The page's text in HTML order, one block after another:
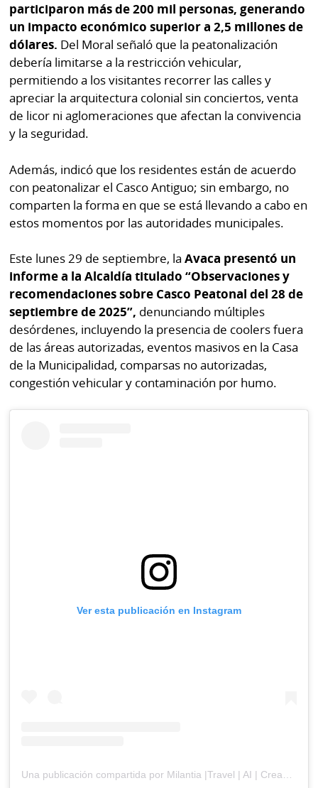
participaron más de 200 mil personas, generando
un impacto económico superior a 2,5 millones de
dólares. Del Moral señaló que la peatonalización
debería limitarse a la restricción vehicular,
permitiendo a los visitantes recorrer las calles y
apreciar la arquitectura colonial sin conciertos, venta
de licor ni aglomeraciones que afectan la convivencia
y la seguridad.
Además, indicó que los residentes están de acuerdo
con peatonalizar el Casco Antiguo; sin embargo, no
comparten la forma en que se está llevando a cabo en
estos momentos por las autoridades municipales.
Este lunes 29 de septiembre, la Avaca presentó un
informe a la Alcaldía titulado “Observaciones y
recomendaciones sobre Casco Peatonal del 28 de
septiembre de 2025”, denunciando múltiples
desórdenes, incluyendo la presencia de coolers fuera
de las áreas autorizadas, eventos masivos en la Casa
de la Municipalidad, comparsas no autorizadas,
congestión vehicular y contaminación por humo.
Ver esta publicación en Instagram